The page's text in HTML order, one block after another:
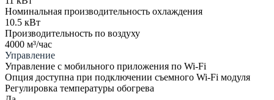
Номинальная производительность охлаждения
10.5 кВт
Производительность по воздуху
4000 м³/час
Управление
Управление c мобильного приложения по Wi-Fi
Опция доступна при подключении съемного Wi-Fi модуля
Регулировка температуры обогрева